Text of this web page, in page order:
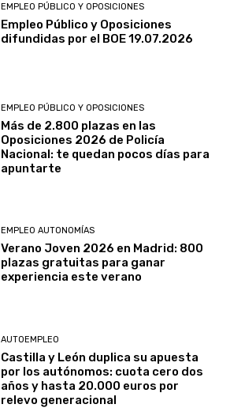
EMPLEO PÚBLICO Y OPOSICIONES
Empleo Público y Oposiciones
difundidas por el BOE 19.07.2026
EMPLEO PÚBLICO Y OPOSICIONES
Más de 2.800 plazas en las
Oposiciones 2026 de Policía
Nacional: te quedan pocos días para
apuntarte
EMPLEO AUTONOMÍAS
Verano Joven 2026 en Madrid: 800
plazas gratuitas para ganar
experiencia este verano
AUTOEMPLEO
Castilla y León duplica su apuesta
por los autónomos: cuota cero dos
años y hasta 20.000 euros por
relevo generacional